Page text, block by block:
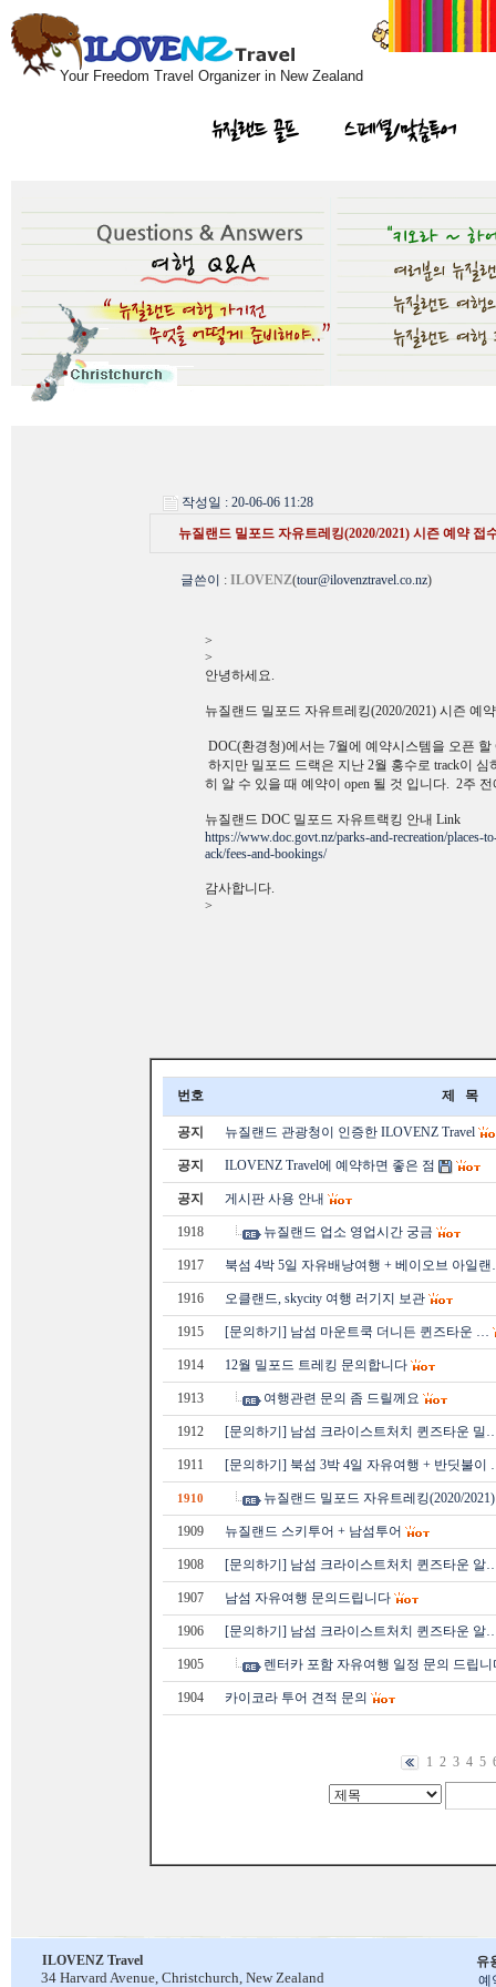
Your Freedom Travel Organizer in New Zealand
뉴질랜드 골프 스페셜/맞춤투어
작성일 : 20-06-06 11:28
뉴질랜드 밀포드 자유트레킹(2020/2021) 시즌 예약 접
글쓴이 : ILOVENZ(tour@ilovenztravel.co.nz)
>
>
안녕하세요.
뉴질랜드 밀포드 자유트레킹(2020/2021) 시즌 예
DOC(환경청)에서는 7월에 예약시스템을 오픈 할
하지만 밀포드 드랙은 지난 2월 홍수로 track이
히 알 수 있을 때 예약이 open 될 것 입니다. 2주
뉴질랜드 DOC 밀포드 자유트랙킹 안내 Link
https://www.doc.govt.nz/parks-and-recreation/
ack/fees-and-bookings/
감사합니다.
>
번호 제 목
공지 뉴질랜드 관광청이 인증한 ILOVENZ Travel
공지 ILOVENZ Travel에 예약하면 좋은 점
공지 게시판 사용 안내
1918 뉴질랜드 업소 영업시간 궁금
1917 북섬 4박 5일 자유배낭여행 + 베이오브 아일
1916 오클랜드, skycity 여행 러기지 보관
1915 [문의하기] 남섬 마운트쿡 더니든 퀸즈타운 …
1914 12월 밀포드 트레킹 문의합니다
1913 여행관련 문의 좀 드릴께요
1912 [문의하기] 남섬 크라이스트처치 퀸즈타운 밀
1911 [문의하기] 북섬 3박 4일 자유여행 + 반딧불이
1910 뉴질랜드 밀포드 자유트레킹(2020/
1909 뉴질랜드 스키투어 + 남섬투어
1908 [문의하기] 남섬 크라이스트처치 퀸즈타운 알
1907 남섬 자유여행 문의드립니다
1906 [문의하기] 남섬 크라이스트처치 퀸즈타운 알
1905 렌터카 포함 자유여행 일정 문의 드립니
1904 카이코라 투어 견적 문의
1 2 3 4 5
유
예
ILOVENZ Travel
34 Harvard Avenue, Christchurch, New Zealand